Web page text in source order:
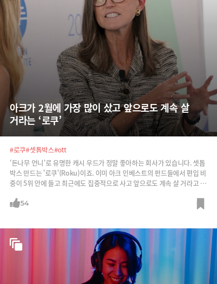
아크가 2월에 가장 많이 샀고 앞으로도 계속 살
거라는 ‘로쿠’
#로쿠#셋톱박스#ott
‘돈나무 언니’로 유명한 캐시 우드가 정말 좋아하는 회사가 있습니다. 셋톱
박스 만드는 '로쿠'(Roku)이죠. 이미 아크 인베스트의 펀드들에서 편입 비
중이 5위 안에 들고 최근에도 집중적으로 사고 앞으로도 계속 살 거라고 합
걸까요?
54